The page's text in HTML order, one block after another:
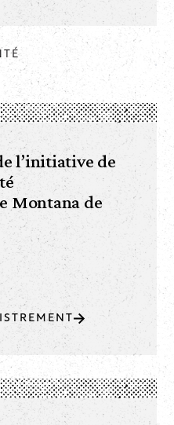
l’initiative de
Montana de